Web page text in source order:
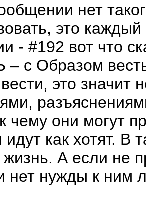
нет
это
- #192 вот что
с Образом
это значит
чему они могут
как хотят. В
А если не
нет нужды к ним